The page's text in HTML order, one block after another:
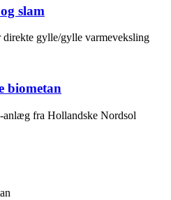
slam
gylle/gylle varmeveksling
biometan
fra Hollandske Nordsol